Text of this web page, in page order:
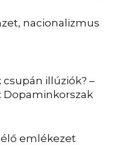
nacionalizmus
illúziók? –
Dopaminkorszak
élő emlékezet